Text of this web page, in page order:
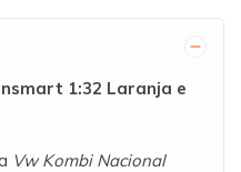
1:32 Laranja e
Vw Kombi Nacional